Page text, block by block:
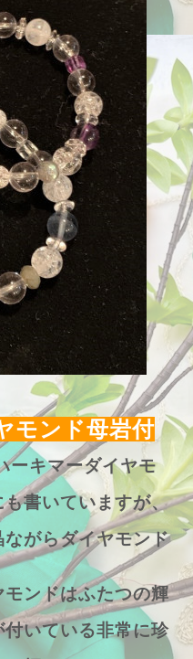
モンド母岩付
ーキマーダイヤモ
書いていますが、
がらダイヤモンド
ンドはふたつの輝
いている非常に珍